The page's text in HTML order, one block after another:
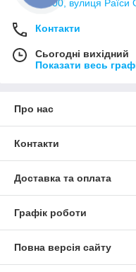
02000, вулиця Раїси
Контакти
Сьогодні вихідний
Показати весь
Про нас
Контакти
Доставка та оплата
Графік роботи
Повна версія сайту